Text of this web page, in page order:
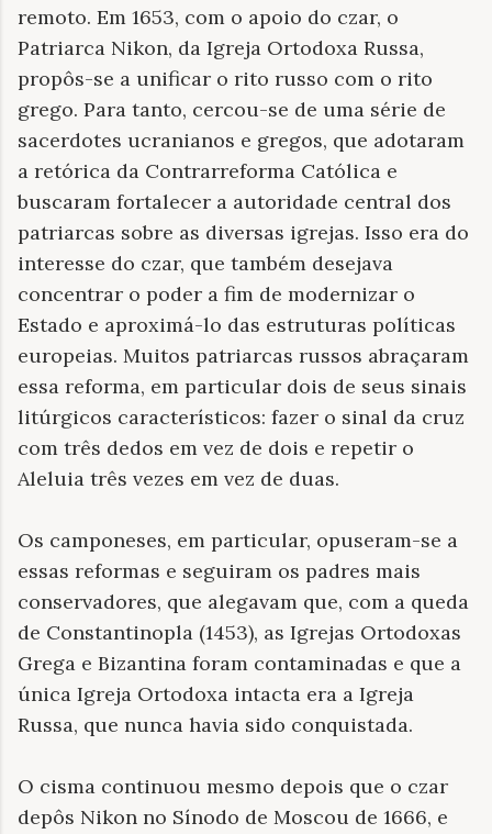
remoto. Em 1653, com o apoio do czar, o
Patriarca Nikon, da Igreja Ortodoxa Russa,
propôs-se a unificar o rito russo com o rito
grego. Para tanto, cercou-se de uma série de
sacerdotes ucranianos e gregos, que adotaram
a retórica da Contrarreforma Católica e
buscaram fortalecer a autoridade central dos
patriarcas sobre as diversas igrejas. Isso era do
interesse do czar, que também desejava
concentrar o poder a fim de modernizar o
Estado e aproximá-lo das estruturas políticas
europeias. Muitos patriarcas russos abraçaram
essa reforma, em particular dois de seus sinais
litúrgicos característicos: fazer o sinal da cruz
com três dedos em vez de dois e repetir o
Aleluia três vezes em vez de duas.
Os camponeses, em particular, opuseram-se a
essas reformas e seguiram os padres mais
conservadores, que alegavam que, com a queda
de Constantinopla (1453), as Igrejas Ortodoxas
Grega e Bizantina foram contaminadas e que a
única Igreja Ortodoxa intacta era a Igreja
Russa, que nunca havia sido conquistada.
O cisma continuou mesmo depois que o czar
depôs Nikon no Sínodo de Moscou de 1666, e